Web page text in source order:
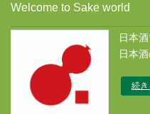
イ
ブ
Welcome to Sake world
日本
日本
続